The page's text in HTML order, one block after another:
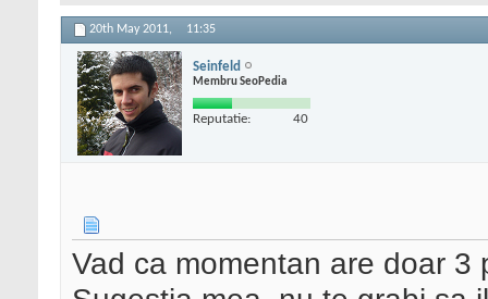
20th May 2011, 11:35
Seinfeld
Membru SeoPedia
Reputatie: 40
Vad ca momentan are doar